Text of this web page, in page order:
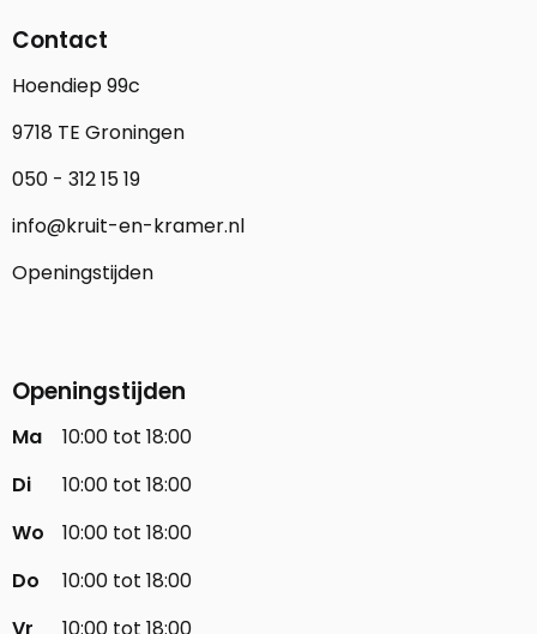
Contact
Hoendiep 99c
9718 TE Groningen
050 - 312 15 19
info@kruit-en-kramer.nl
Openingstijden
Openingstijden
Ma
10:00 tot 18:00
Di
10:00 tot 18:00
Wo
10:00 tot 18:00
Do
10:00 tot 18:00